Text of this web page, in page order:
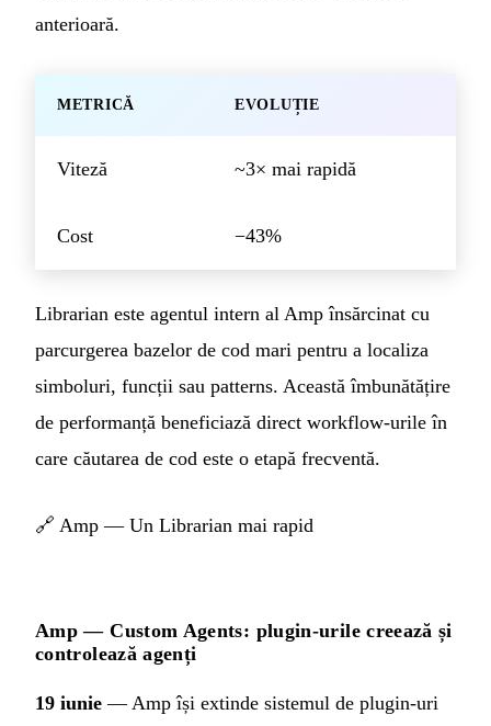
anterioară.
METRICĂ EVOLUȚIE
Viteză ~3× mai rapidă
Cost −43%
Librarian este agentul intern al Amp însărcinat cu
parcurgerea bazelor de cod mari pentru a localiza
simboluri, funcții sau patterns. Această îmbunătățire
de performanță beneficiază direct workflow-urile în
care căutarea de cod este o etapă frecventă.
🔗 Amp — Un Librarian mai rapid
Amp — Custom Agents: plugin-urile creează și
controlează agenți
19 iunie — Amp își extinde sistemul de plugin-uri